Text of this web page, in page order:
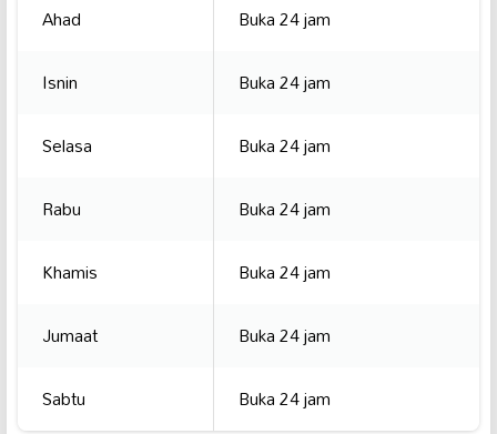
Ahad
Buka 24 jam
Isnin
Buka 24 jam
Selasa
Buka 24 jam
Rabu
Buka 24 jam
Khamis
Buka 24 jam
Jumaat
Buka 24 jam
Sabtu
Buka 24 jam